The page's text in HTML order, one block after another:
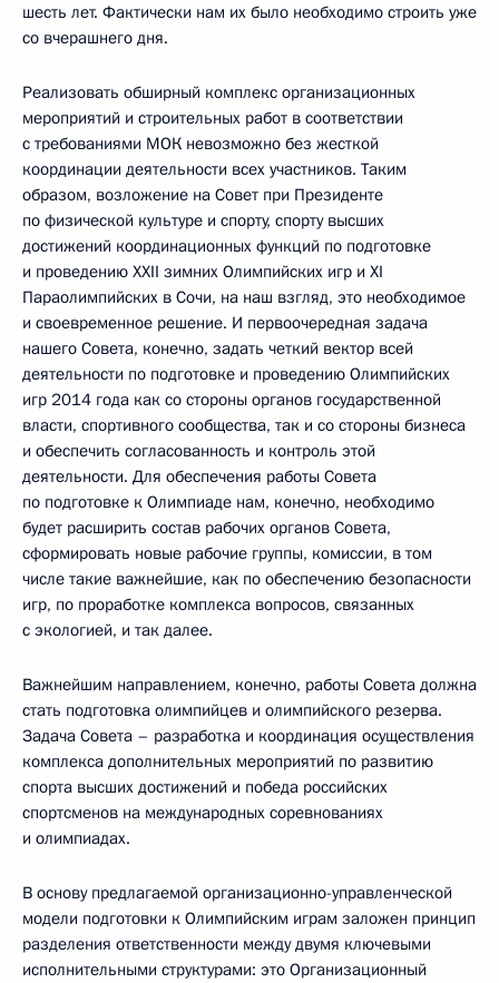
шесть лет. Фактически нам их было необходимо строить уже
со вчерашнего дня.
Реализовать обширный комплекс организационных
мероприятий и строительных работ в соответствии
с требованиями МОК невозможно без жесткой
координации деятельности всех участников. Таким
образом, возложение на Совет при Президенте
по физической культуре и спорту, спорту высших
достижений координационных функций по подготовке
и проведению XXII зимних Олимпийских игр и XI
Параолимпийских в Сочи, на наш взгляд, это необходимое
и своевременное решение. И первоочередная задача
нашего Совета, конечно, задать четкий вектор всей
деятельности по подготовке и проведению Олимпийских
игр 2014 года как со стороны органов государственной
власти, спортивного сообщества, так и со стороны бизнеса
и обеспечить согласованность и контроль этой
деятельности. Для обеспечения работы Совета
по подготовке к Олимпиаде нам, конечно, необходимо
будет расширить состав рабочих органов Совета,
сформировать новые рабочие группы, комиссии, в том
числе такие важнейшие, как по обеспечению безопасности
игр, по проработке комплекса вопросов, связанных
с экологией, и так далее.
Важнейшим направлением, конечно, работы Совета должна
стать подготовка олимпийцев и олимпийского резерва.
Задача Совета – разработка и координация осуществления
комплекса дополнительных мероприятий по развитию
спорта высших достижений и победа российских
спортсменов на международных соревнованиях
и олимпиадах.
В основу предлагаемой организационно-управленческой
модели подготовки к Олимпийским играм заложен принцип
разделения ответственности между двумя ключевыми
исполнительными структурами: это Организационный